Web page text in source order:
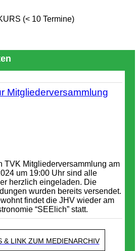
(< 10 Termine)
Mitgliederversammlung
TVK Mitgliederversammlung am
um 19:00 Uhr sind alle
herzlich eingeladen. Die
wurden bereits versendet.
findet die JHV wieder am
“SEElich” statt.
& LINK ZUM MEDIENARCHIV